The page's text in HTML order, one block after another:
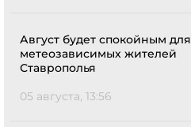
Август будет спокойным для
метеозависимых жителей
Ставрополья
05 августа, 13:56